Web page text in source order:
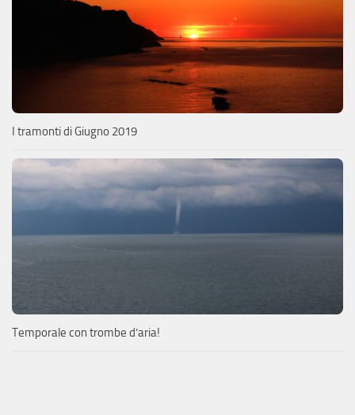
I tramonti di Giugno 2019
Temporale con trombe d’aria!